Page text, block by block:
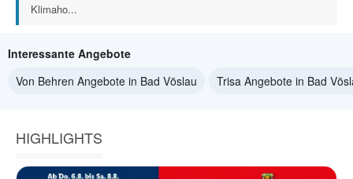
Klimaho...
Interessante Angebote
Von Behren Angebote in Bad Vöslau
Trisa Angebote in Bad
HIGHLIGHTS